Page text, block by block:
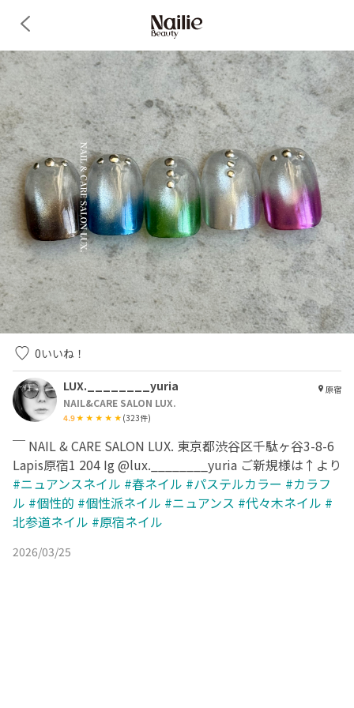
0いいね！
LUX.________yuria
NAIL&CARE SALON LUX.
4.9 (323件)
原宿
￣ NAIL & CARE SALON LUX. 東京都渋谷区千駄ヶ谷3-8-6
Lapis原宿1 204 Ig @lux.________yuria ご新規様は↑より
#ニュアンスネイル #春ネイル #パステルカラー #カラフ
ル #個性的 #個性派ネイル #ニュアンス #代々木ネイル #
北参道ネイル #原宿ネイル
2026/03/25